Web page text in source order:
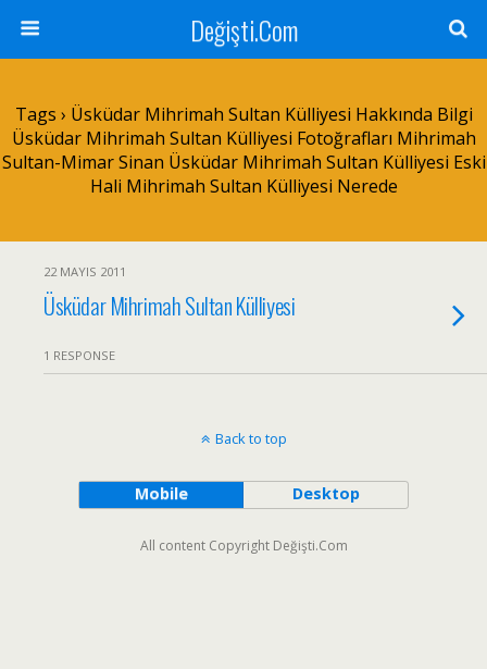
Değişti.Com
Tags › Üsküdar Mihrimah Sultan Külliyesi Hakkında Bilgi
Üsküdar Mihrimah Sultan Külliyesi Fotoğrafları Mihrimah
Sultan-Mimar Sinan Üsküdar Mihrimah Sultan Külliyesi Eski
Hali Mihrimah Sultan Külliyesi Nerede
22 MAYIS 2011
Üsküdar Mihrimah Sultan Külliyesi
1 RESPONSE
Back to top
Mobile Desktop
All content Copyright Değişti.Com